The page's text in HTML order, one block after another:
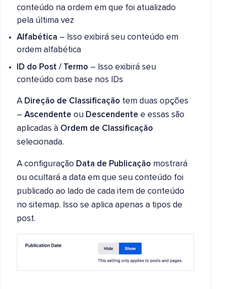
conteúdo na ordem em que foi atualizado
pela última vez
Alfabética – Isso exibirá seu conteúdo em
ordem alfabética
ID do Post / Termo – Isso exibirá seu
conteúdo com base nos IDs
A Direção de Classificação tem duas opções
– Ascendente ou Descendente e essas são
aplicadas à Ordem de Classificação
selecionada.
A configuração Data de Publicação mostrará
ou ocultará a data em que seu conteúdo foi
publicado ao lado de cada item de conteúdo
no sitemap. Isso se aplica apenas a tipos de
post.